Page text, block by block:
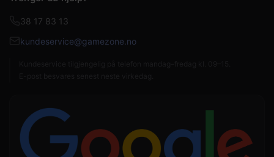
38 17 83 13
kundeservice@gamezone.no